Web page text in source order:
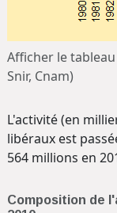
Afficher le
Snir, Cnam)
L'activité (en
libéraux est
564 millions en
Composition de